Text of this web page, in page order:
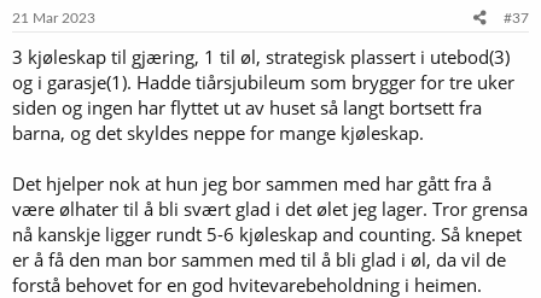
e
:
21 Mar 2023 #37
3 kjøleskap til gjæring, 1 til øl, strategisk plassert i utebod(3)
og i garasje(1). Hadde tiårsjubileum som brygger for tre uker
siden og ingen har flyttet ut av huset så langt bortsett fra
barna, og det skyldes neppe for mange kjøleskap.
Det hjelper nok at hun jeg bor sammen med har gått fra å
være ølhater til å bli svært glad i det ølet jeg lager. Tror grensa
nå kanskje ligger rundt 5-6 kjøleskap and counting. Så knepet
er å få den man bor sammen med til å bli glad i øl, da vil de
forstå behovet for en god hvitevarebeholdning i heimen.